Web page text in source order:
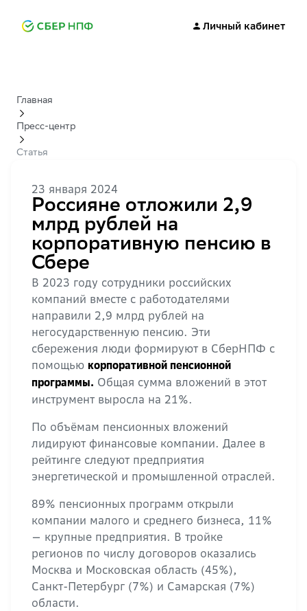
Личный кабинет
Главная
Пресс-центр
Статья
23 января 2024
Россияне отложили 2,9
млрд рублей на
корпоративную пенсию в
Сбере
В 2023 году сотрудники российских
компаний вместе с работодателями
направили 2,9 млрд рублей на
негосударственную пенсию. Эти
сбережения люди формируют в СберНПФ с
помощью корпоративной пенсионной
программы. Общая сумма вложений в этот
инструмент выросла на 21%.
По объёмам пенсионных вложений
лидируют финансовые компании. Далее в
рейтинге следуют предприятия
энергетической и промышленной отраслей.
89% пенсионных программ открыли
компании малого и среднего бизнеса, 11%
— крупные предприятия. В тройке
регионов по числу договоров оказались
Москва и Московская область (45%),
Санкт-Петербург (7%) и Самарская (7%)
области.